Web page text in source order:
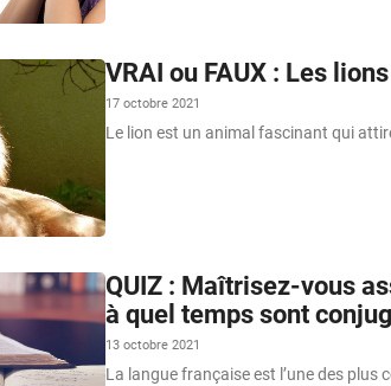
VRAI ou FAUX : Les lions
17 octobre 2021
Le lion est un animal fascinant qui
QUIZ : Maîtrisez-vous
à quel temps sont
13 octobre 2021
La langue française est l’une des plus